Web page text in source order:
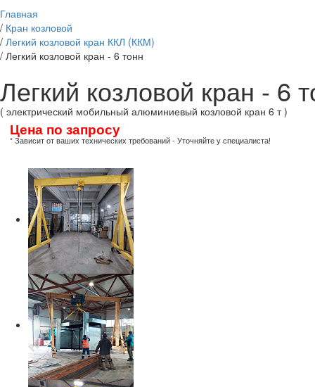
Главная
/ Кран козловой
/ Легкий козловой кран ККЛ (ККМ)
/ Легкий козловой кран - 6 тонн
Легкий козловой кран - 6
( электрический мобильный алюминиевый козловой кран 6 т )
Цена по запросу
* Зависит от ваших технических требований - Уточняйте у специалиста!